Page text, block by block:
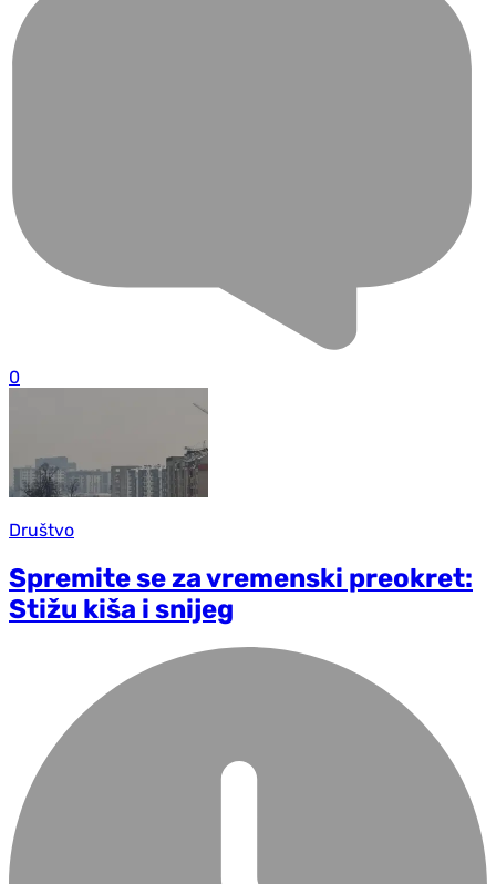
0
Društvo
Spremite se za vremenski preokret:
Stižu kiša i snijeg